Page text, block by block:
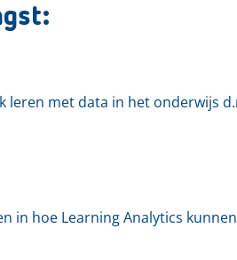
met data in het onderwijs
in hoe Learning Analytics